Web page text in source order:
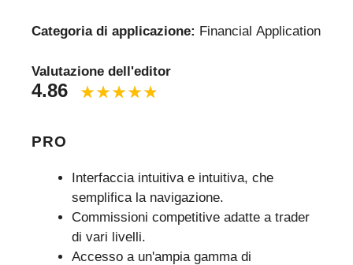
Categoria di applicazione: Financial Application
Valutazione dell'editor
4.86
PRO
Interfaccia intuitiva e intuitiva, che
semplifica la navigazione.
Commissioni competitive adatte a trader
di vari livelli.
Accesso a un'ampia gamma di